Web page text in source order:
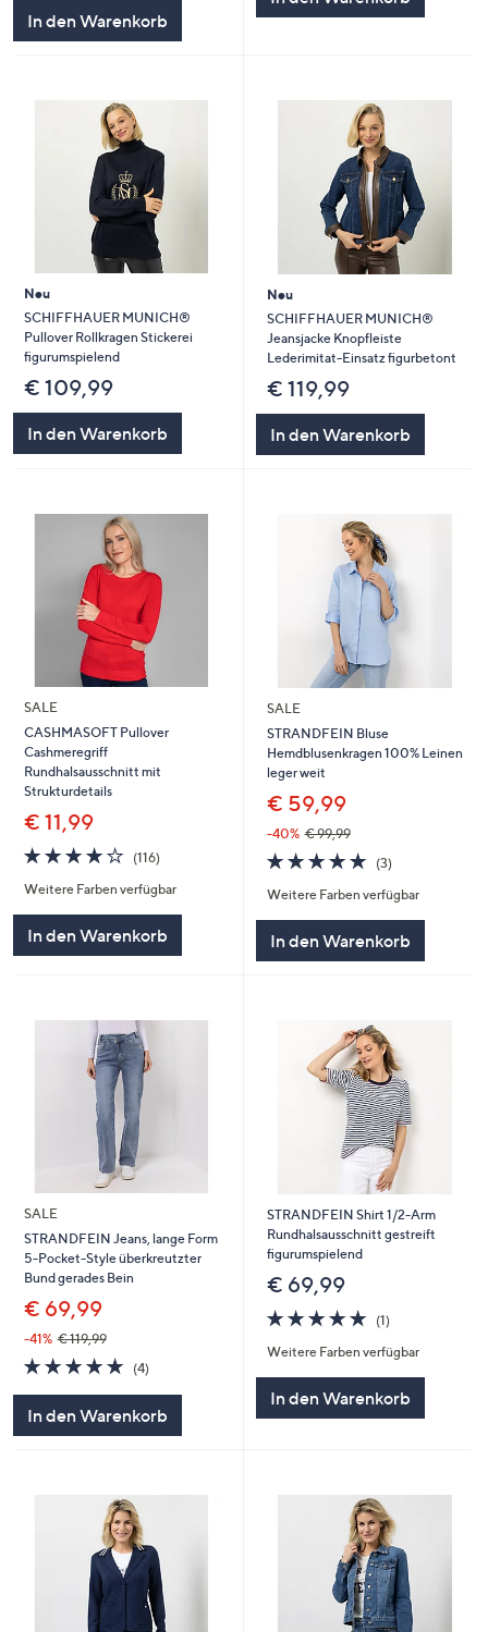
In den Warenkorb
Neu
SCHIFFHAUER MUNICH®
Pullover Rollkragen Stickerei
figurumspielend
€ 109,99
In den Warenkorb
Neu
SCHIFFHAUER MUNICH®
Jeansjacke Knopfleiste
Lederimitat-Einsatz figurbetont
€ 119,99
In den Warenkorb
SALE
CASHMASOFT Pullover
Cashmeregriff
Rundhalsausschnitt mit
Strukturdetails
€ 11,99
4.0
von
5
(116)
Weitere Farben verfügbar
In den Warenkorb
SALE
STRANDFEIN Bluse
Hemdblusenkragen 100% Leinen
leger weit
€ 59,99
-40% € 99,99
5.0
von
5
(3)
Weitere Farben verfügbar
In den Warenkorb
SALE
STRANDFEIN Jeans, lange Form
5-Pocket-Style überkreutzter
Bund gerades Bein
€ 69,99
-41% € 119,99
5.0
von
(4)
In den Warenkorb
STRANDFEIN Shirt 1/2-Arm
Rundhalsausschnitt gestreift
figurumspielend
€ 69,99
5.0
von
5
(1)
Weitere Farben verfügbar
In den Warenkorb